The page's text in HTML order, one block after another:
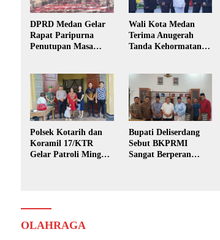
DPRD Medan Gelar
Rapat Paripurna
Penutupan Masa
Wali Kota Medan
Terima Anugerah
Tanda Kehormatan
Polsek Kotarih dan
Koramil 17/KTR
Gelar Patroli Minggu
Bupati Deliserdang
Sebut BKPRMI
Sangat Berperan
OLAHRAGA